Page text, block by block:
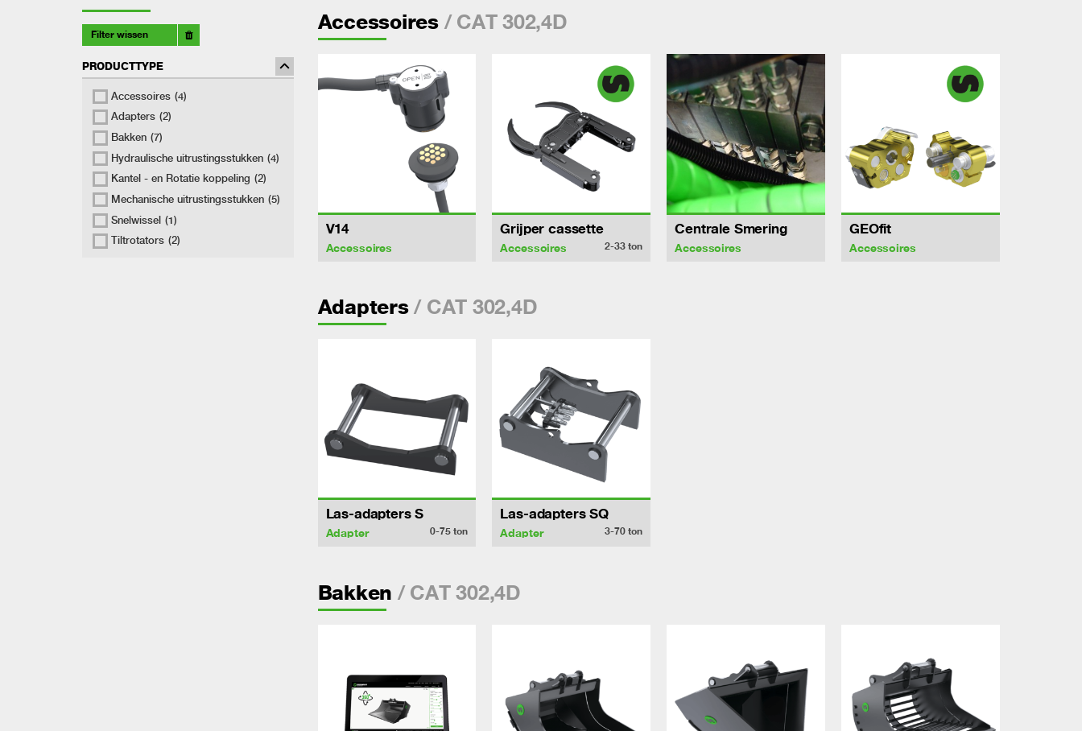
Filter wissen
PRODUCTTYPE
Accessoires (4)
Adapters (2)
Bakken (7)
Hydraulische uitrustingsstukken (4)
Kantel - en Rotatie koppeling (2)
Mechanische uitrustingsstukken (5)
Snelwissel (1)
Tiltrotators (2)
Accessoires/ CAT 302,4D
V14
Accessoires
Grijper cassette
Accessoires 2-33ton
Centrale Smering
Accessoires
GEOfit
Accessoires
Adapters/ CAT 302,4D
Las-adapters S
Adapter 0-75ton
Las-adapters SQ
Adapter 3-70ton
Bakken / CAT 302,4D